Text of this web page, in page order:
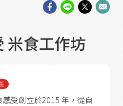
米食工作坊
感受創立於2015 年，從自